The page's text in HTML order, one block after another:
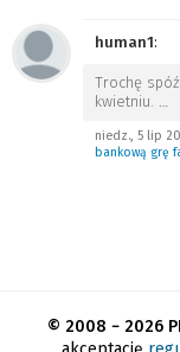
human1:
Trochę
kwietniu. …
niedz., 5 lip
bankową grę
© 2008 − 2026